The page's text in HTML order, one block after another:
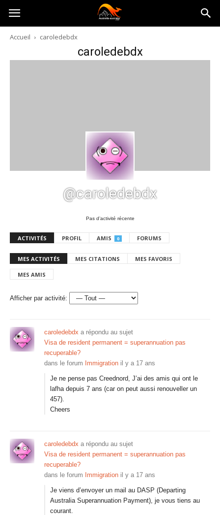
Australia-
australie.com
Accueil caroledebdx
caroledebdx
@caroledebdx
Pas d’activité récente
ACTIVITÉS PROFIL AMIS 0 FORUMS
MES ACTIVITÉS MES CITATIONS MES FAVORIS
MES AMIS
Afficher par activité:
caroledebdx a répondu au sujet
Visa de resident permanent = superannuation pas
recuperable?
dans le forum Immigration il y a 17 ans
Je ne pense pas Creednord, J’ai des amis qui ont le
lafha depuis 7 ans (car on peut aussi renouveller un
457).
Cheers
caroledebdx a répondu au sujet
Visa de resident permanent = superannuation pas
recuperable?
dans le forum Immigration il y a 17 ans
Je viens d’envoyer un mail au DASP (Departing
Australia Superannuation Payment), je vous tiens au
courant.